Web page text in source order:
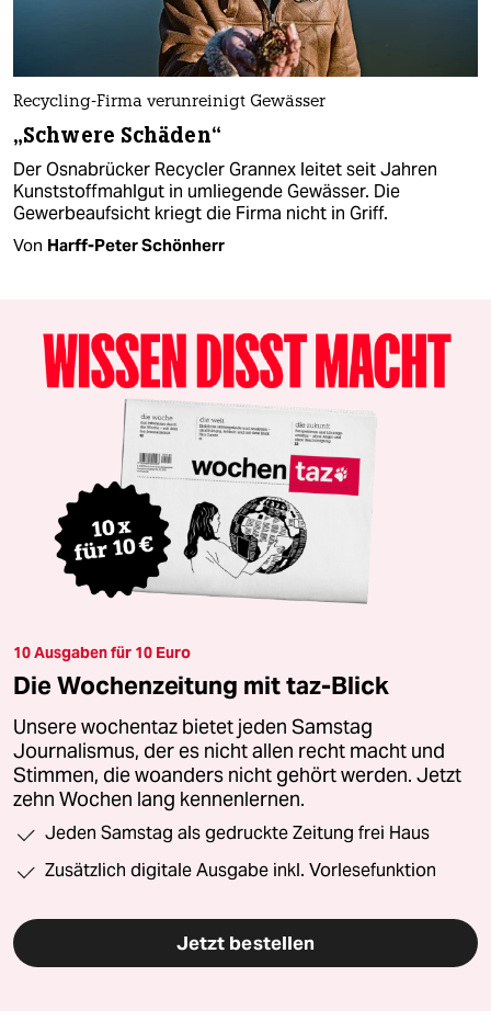
Recycling-Firma verunreinigt Gewässer
„Schwere Schäden“
Der Osnabrücker Recycler Grannex leitet seit Jahren
Kunststoffmahlgut in umliegende Gewässer. Die
Gewerbeaufsicht kriegt die Firma nicht in Griff.
Von Harff-Peter Schönherr
10 Ausgaben für 10 Euro
Die Wochenzeitung mit taz-Blick
Unsere wochentaz bietet jeden Samstag
Journalismus, der es nicht allen recht macht und
Stimmen, die woanders nicht gehört werden. Jetzt
zehn Wochen lang kennenlernen.
Jeden Samstag als gedruckte Zeitung frei Haus
Zusätzlich digitale Ausgabe inkl. Vorlesefunktion
Jetzt bestellen